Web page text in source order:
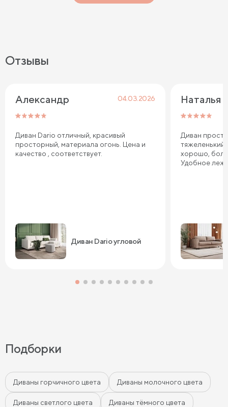
Отзывы
Александр 04.03.2026
Диван Dario отличный, красивый
просторный, материала огонь. Цена и
качество , соответствует.
Диван Dario угловой
Наталья
Диван
хорошо,
Удобное
Подборки
Диваны горчичного цвета Диваны молочного цвета
Диваны светлого цвета Диваны тёмного цвета